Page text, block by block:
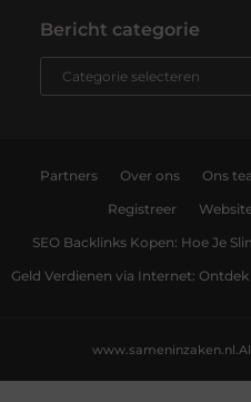
Bericht categorie
Partners Over ons Ons
Registreer
SEO Backlinks Kopen: Hoe Je
Geld Verdienen via Internet:
www.sameninzaken.nl.